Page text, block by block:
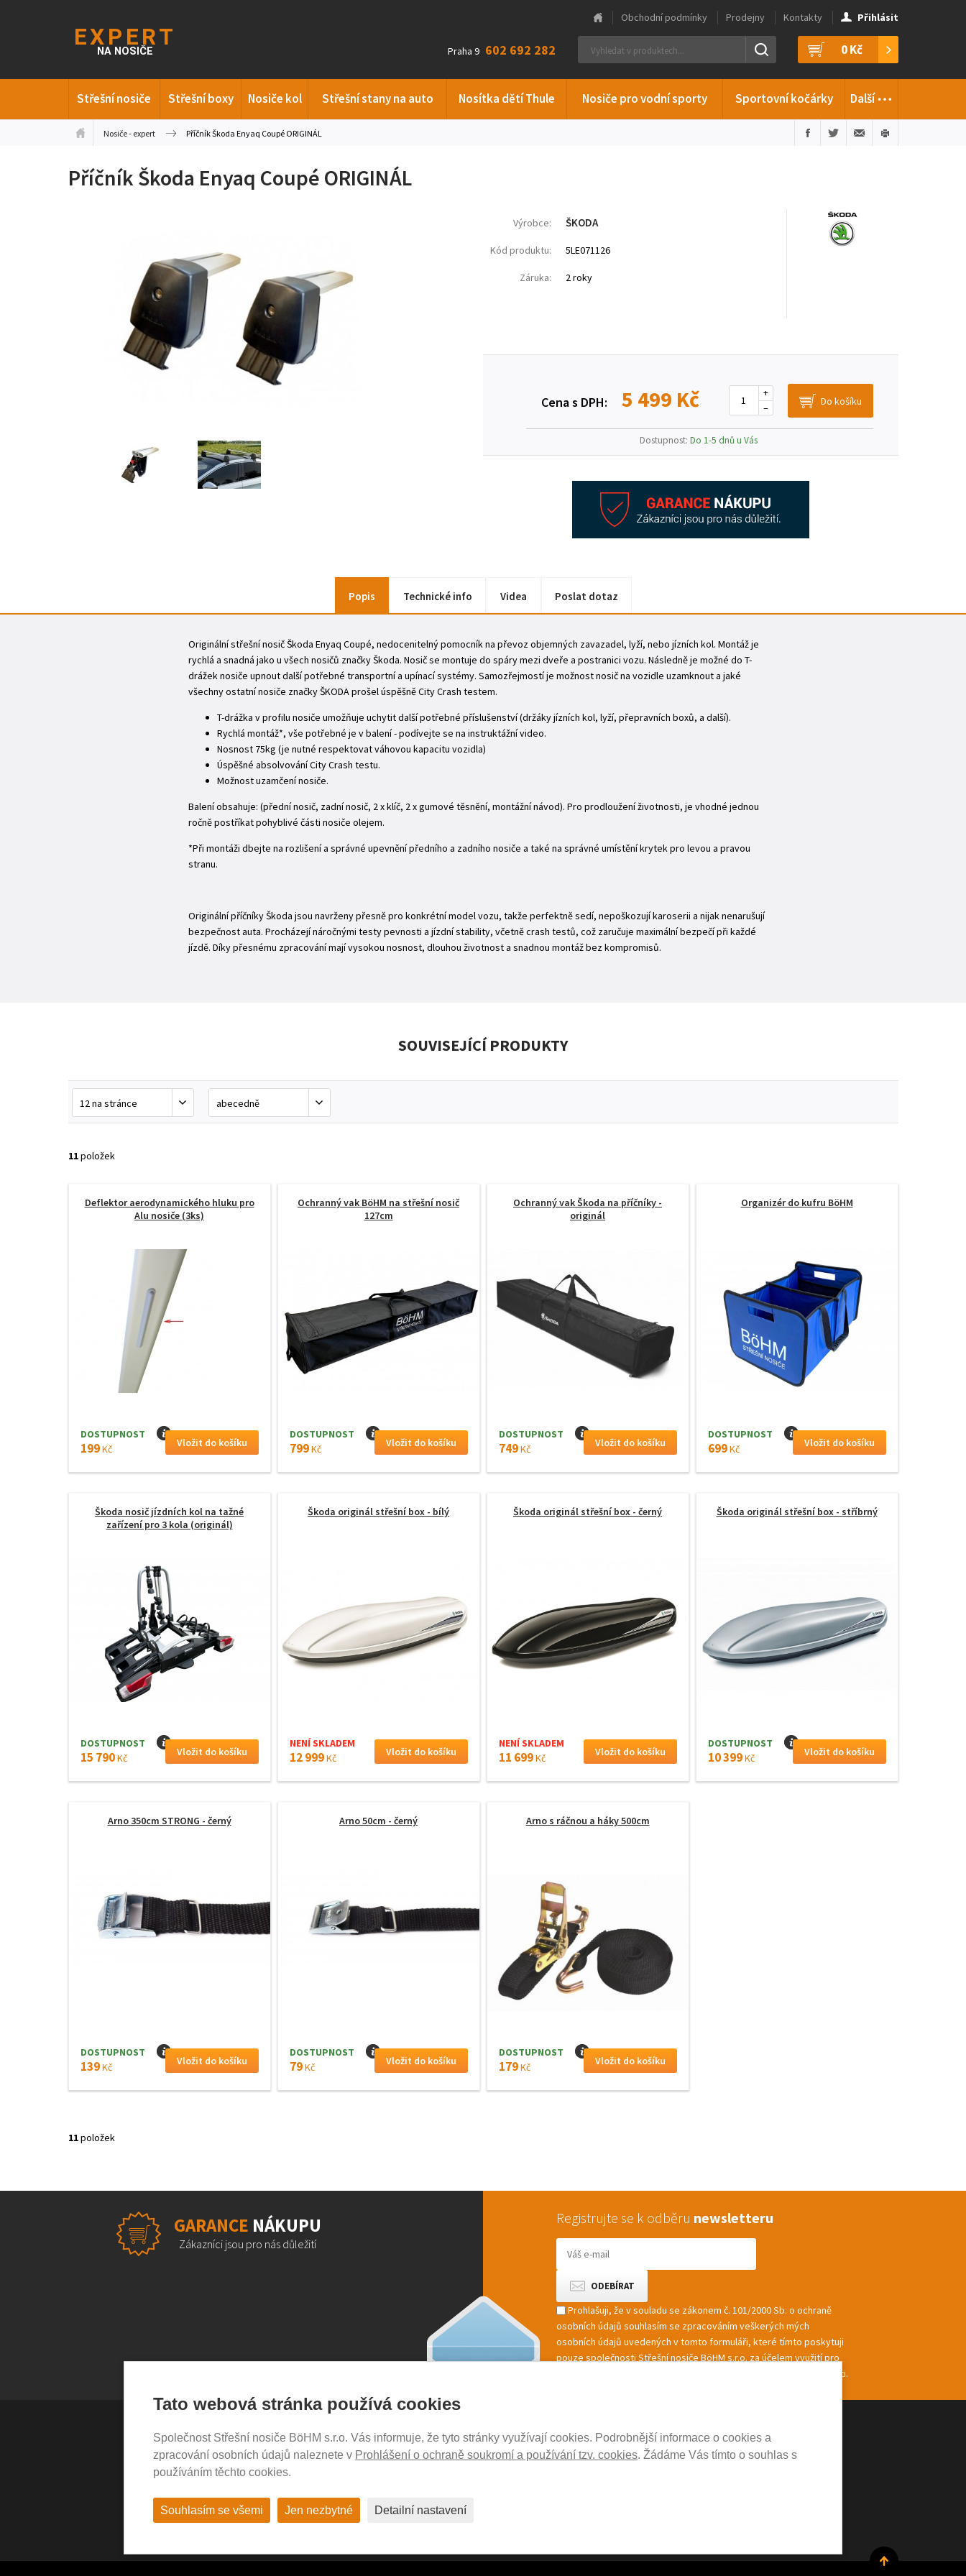
Tato webová stránka používá cookies
Společnost Střešní nosiče BöHM s.r.o. Vás informuje, že tyto stránky využívají cookies. Podrobnější informace o cookies a
zpracování osobních údajů naleznete v Prohlášení o ochraně soukromí a používání tzv. cookies. Žádáme Vás tímto o souhlas s
používáním těchto cookies.
Souhlasím se všemi Jen nezbytné Detailní nastavení
0 Kč
Praha 9 602 692 282
Střešní nosiče Střešní boxy Nosiče kol Střešní stany na auto Nosítka dětí Thule Nosiče pro vodní sporty Sportovní kočárky Další…
Obchodní podmínky Prodejny Kontakty Přihlásit
Nosiče - expert Příčník Škoda Enyaq Coupé ORIGINÁL
Příčník Škoda Enyaq Coupé ORIGINÁL
Výrobce: ŠKODA
Kód produktu: 5LE071126
Záruka: 2 roky
Cena s DPH: 5 499 Kč –
+
Dostupnost: Do 1-5 dnů u Vás
Popis Technické info Videa Poslat dotaz
Originální střešní nosič Škoda Enyaq Coupé, nedocenitelný pomocník na převoz objemných zavazadel, lyží, nebo jízních kol. Montáž je
rychlá a snadná jako u všech nosičů značky Škoda. Nosič se montuje do spáry mezi dveře a postranici vozu. Následně je možné do T-
drážek nosiče upnout další potřebné transportní a upínací systémy. Samozřejmostí je možnost nosič na vozidle uzamknout a jaké
všechny ostatní nosiče značky ŠKODA prošel úspěšně City Crash testem.
T-drážka v profilu nosiče umožňuje uchytit další potřebné příslušenství (držáky jízních kol, lyží, přepravních boxů, a další).
Rychlá montáž*, vše potřebné je v balení - podívejte se na instruktážní video.
Nosnost 75kg (je nutné respektovat váhovou kapacitu vozidla)
Úspěšné absolvování City Crash testu.
Možnost uzamčení nosiče.
Balení obsahuje: (přední nosič, zadní nosič, 2 x klíč, 2 x gumové těsnění, montážní návod). Pro prodloužení životnosti, je vhodné jednou
ročně postříkat pohyblivé části nosiče olejem.
*Při montáži dbejte na rozlišení a správné upevnění předního a zadního nosiče a také na správné umístění krytek pro levou a pravou
stranu.
Originální příčníky Škoda jsou navrženy přesně pro konkrétní model vozu, takže perfektně sedí, nepoškozují karoserii a nijak nenarušují
bezpečnost auta. Procházejí náročnými testy pevnosti a jízdní stability, včetně crash testů, což zaručuje maximální bezpečí při každé
jízdě. Díky přesnému zpracování mají vysokou nosnost, dlouhou životnost a snadnou montáž bez kompromisů.
SOUVISEJÍCÍ PRODUKTY
11položek
Deflektor aerodynamického hluku pro
Alu nosiče (3ks)
DOSTUPNOST I
199Kč
Ochranný vak BöHM na střešní nosič
127cm
DOSTUPNOST I
799Kč
Ochranný vak Škoda na příčníky -
originál
DOSTUPNOST I
749Kč
Organizér do kufru BöHM
DOSTUPNOST I
699Kč
Škoda nosič jízdních kol na tažné
zařízení pro 3 kola (originál)
DOSTUPNOST I
15 790Kč
Škoda originál střešní box - bílý
NENÍ SKLADEM
12 999Kč
Škoda originál střešní box - černý
NENÍ SKLADEM
11 699Kč
Škoda originál střešní box - stříbrný
DOSTUPNOST I
10 399Kč
Arno 350cm STRONG - černý
DOSTUPNOST I
139Kč
Arno 50cm - černý
DOSTUPNOST I
79Kč
Arno s ráčnou a háky 500cm
DOSTUPNOST I
179Kč
11položek
GARANCE NÁKUPU
Zákazníci jsou pro nás důležití
Registrujte se k odběru newsletteru
Prohlašuji, že v souladu se zákonem č. 101/2000 Sb. o ochraně
osobních údajů souhlasím se zpracováním veškerých mých
osobních údajů uvedených v tomto formuláři, které tímto poskytuji
pouze společnosti Střešní nosiče BöHM s.r.o. za účelem využití pro
marketingové zpracování a zasílání informací a nabídek společnosti.
VŠE O NÁKUPU
Garance nákupu
Časté dotazy (FAQ)
Prodejny
NOSICE-EXPERT.CZ
Ochrana soukromí
Cookies nastavení